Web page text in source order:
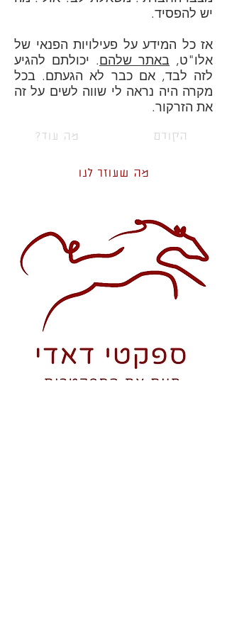
יש להפסיד.
אז כל המידע על פעילויות הפנאי של
אלו"ט, באתר שלהם. יכולתם להגיע
לזה לבד, אם כבר לא הגעתם. בכל
מקרה היה נראה לי שווה לשים על זה
את הזרקור.
?מה עוד הקודם
מה שעוזר לנו